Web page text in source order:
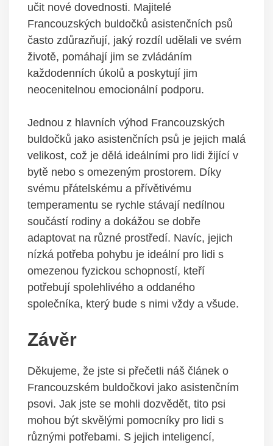
učit nové dovednosti. Majitelé
Francouzských buldočků asistenčních psů
často zdůrazňují, jaký rozdíl udělali ve svém
životě, pomáhají jim se zvládáním
každodenních úkolů a poskytují jim
neocenitelnou emocionální podporu.
Jednou z hlavních výhod Francouzských
buldočků jako asistenčních psů je jejich malá
velikost, což je dělá ideálními pro lidi žijící v
bytě nebo s omezeným prostorem. Díky
svému přátelskému a přívětivému
temperamentu se rychle stávají nedílnou
součástí rodiny a dokážou se dobře
adaptovat na různé prostředí. Navíc, jejich
nízká potřeba pohybu je ideální pro lidi s
omezenou fyzickou schopností, kteří
potřebují spolehlivého a oddaného
společníka, který bude s nimi vždy a všude.
Závěr
Děkujeme, že jste si přečetli náš článek o
Francouzském buldočkovi jako asistenčním
psovi. Jak jste se mohli dozvědět, tito psi
mohou být skvělými pomocníky pro lidi s
různými potřebami. S jejich inteligencí,